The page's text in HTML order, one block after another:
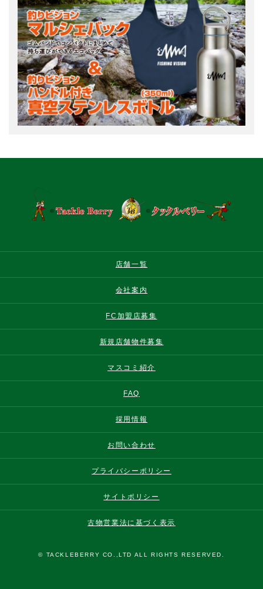
店舗一覧
会社案内
FC加盟店募集
新規店舗物件募集
マスコミ紹介
FAQ
採用情報
お問い合わせ
プライバシーポリシー
サイトポリシー
古物営業法に基づく表示
© TACKLEBERRY CO.,LTD ALL RIGHTS RESERVED.